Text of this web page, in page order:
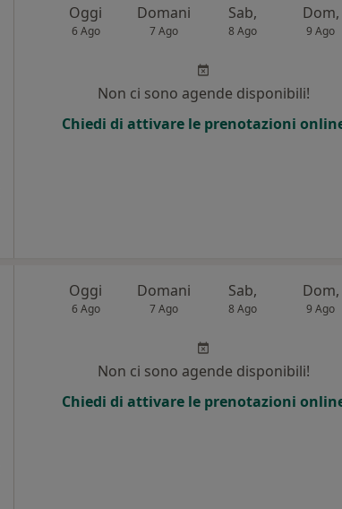
Oggi
6 Ago
Domani
7 Ago
Sab,
8 Ago
Dom,
9 Ago
Non ci sono agende disponibili!
Chiedi di attivare le prenotazioni
Oggi
6 Ago
Domani
7 Ago
Sab,
8 Ago
Dom,
9 Ago
Non ci sono agende disponibili!
Chiedi di attivare le prenotazioni